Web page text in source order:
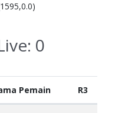
0
Pemain R3